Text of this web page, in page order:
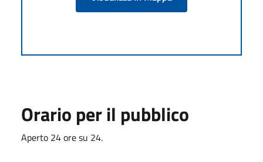
Orario per il pubblico
Aperto 24 ore su 24.